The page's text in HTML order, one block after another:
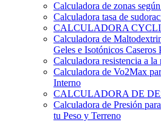
Calculadora de zonas
Calculadora tasa de
CALCULADORA
Calculadora de
Geles e Isotónicos Caseros
Calculadora resistencia a
Calculadora de Vo2Max
Interno
CALCULADORA DE
Calculadora de Presión
tu Peso y Terreno